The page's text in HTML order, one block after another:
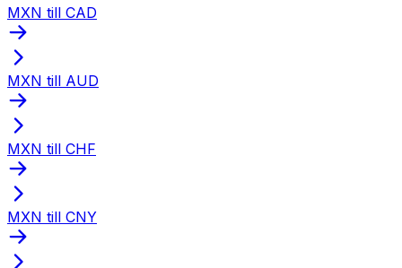
MXN till CAD
MXN till AUD
MXN till CHF
MXN till CNY